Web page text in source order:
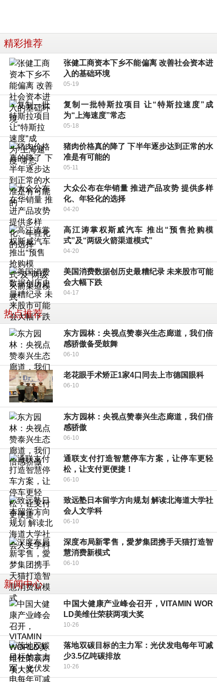
精彩推荐
张健工商资本下乡不能偏离 改善社会资本进
入的基础环境
05-19
复制一批特斯拉项目 让“特斯拉速度”成
为“上海速度”常态
05-18
猪肉价格真的降了 下半年逐步达到正常的水
准是有可能的
05-11
大众公布在华销量 推进产品攻势 提供多样
化、年轻化的选择
04-20
高江涛掌权斯威汽车 推出“预售抢购模
式”及“两级火箭渠道模式”
04-20
美国消费数据创历史最糟纪录 未来股市可能
会大幅下跌
04-17
热点推荐
东方园林：央视点赞泰兴生态廊道，我们倍
感骄傲备受鼓舞
06-10
老花眼手术矫正1家4口同去上市德国眼科
06-10
东方园林：央视点赞泰兴生态廊道，我们倍
感骄傲
06-10
通联支付打造智慧停车方案，让停车更轻
松，让支付更便捷！
06-10
致远塾日本留学方向规划 解读北海道大学社
会人文学科
06-10
深度布局新零售，愛梦集团携手天猫打造智
慧消费新模式
06-10
新闻中心
中国大健康产业峰会召开，VITAMIN WOR
LD美维仕荣获两项大奖
10-26
落地双碳目标的主力军：光伏发电每年可减
少3.5亿吨碳排放
10-26